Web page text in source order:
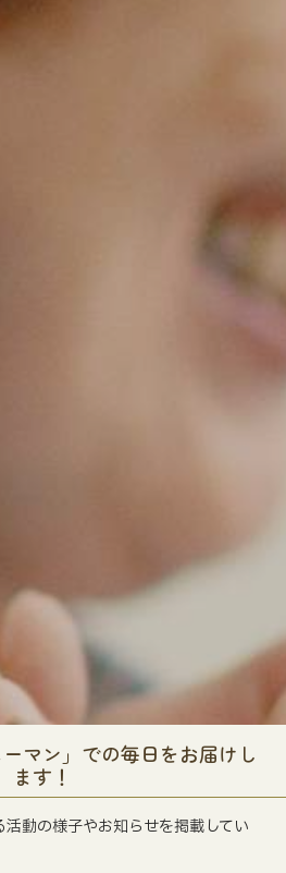
マン」での毎日をお届けし
ます！
動の様子やお知らせを掲載してい